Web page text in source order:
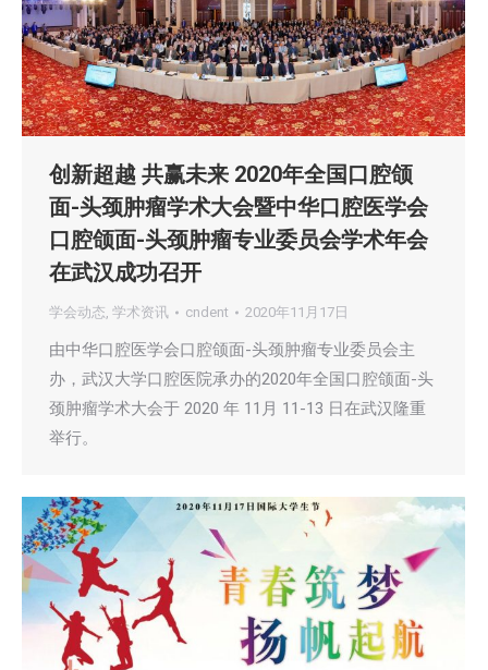
创新超越 共赢未来 2020年全国口腔颌
面-头颈肿瘤学术大会暨中华口腔医学会
口腔颌面-头颈肿瘤专业委员会学术年会
在武汉成功召开
学会动态, 学术资讯 cndent 2020年11月17日
由中华口腔医学会口腔颌面-头颈肿瘤专业委员会主
办，武汉大学口腔医院承办的2020年全国口腔颌面-头
颈肿瘤学术大会于 2020 年 11月 11-13 日在武汉隆重
举行。